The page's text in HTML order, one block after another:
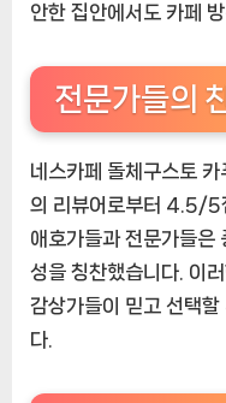
안한 집안에서도 카페
전문가들의
네스카페 돌체구스토
의 리뷰어로부터 4.5/5
애호가들과 전문가들은
성을 칭찬했습니다. 이
감상가들이 믿고 선택할
다.